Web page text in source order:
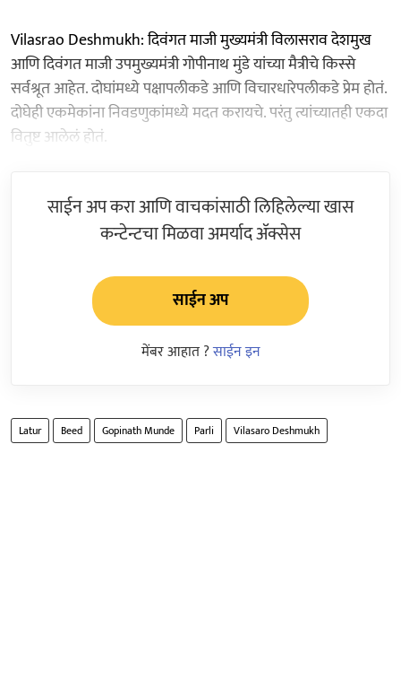
Vilasrao Deshmukh: दिवंगत माजी मुख्यमंत्री विलासराव देशमुख
आणि दिवंगत माजी उपमुख्यमंत्री गोपीनाथ मुंडे यांच्या मैत्रीचे किस्से
सर्वश्रूत आहेत. दोघांमध्ये पक्षापलीकडे आणि विचारधारेपलीकडे प्रेम होतं.
दोघेही एकमेकांना निवडणुकांमध्ये मदत करायचे. परंतु त्यांच्यातही एकदा
वितुष्ट आलेलं होतं.
साईन अप करा आणि वाचकांसाठी लिहिलेल्या खास
कन्टेन्टचा मिळवा अमर्याद ॲक्सेस
साईन अप
मेंबर आहात ?साईन इन
Latur Beed Gopinath Munde Parli Vilasaro Deshmukh